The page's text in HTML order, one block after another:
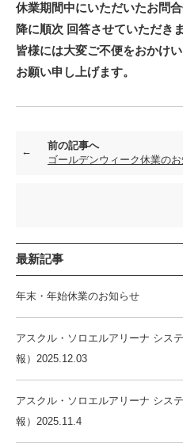
休業期間中にいただいたお問
降に順次 回答させていただきま
皆様には大変ご不便をおかけ
お願い申し上げます。
前の記事へ
ゴールデンウィーク休業の
最新記事
年末・年始休業のお知らせ
アスクル・ソロエルアリーナ シス
報）2025.12.03
アスクル・ソロエルアリーナ シス
報）2025.11.4